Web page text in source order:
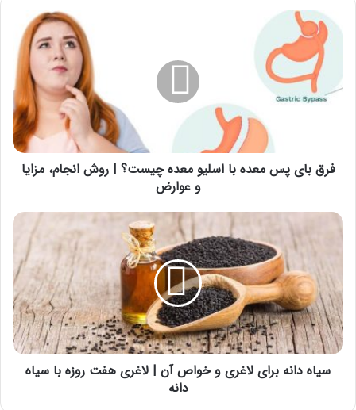
فرق
با
اسلیو
روش
و
فرق بای پس معده با اسلیو معده چیست؟ | روش انجام، مزایا
و عوارض
سیاه
لاغری
خواص
آن
|
لاغری
هفت
سیاه دانه برای لاغری و خواص آن | لاغری هفت روزه با سیاه
دانه